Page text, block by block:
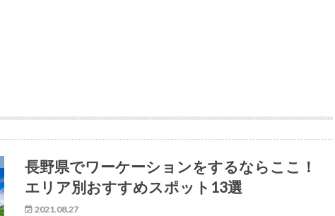
長野県でワーケーションをするならここ！
エリア別おすすめスポット13選
2021.08.27